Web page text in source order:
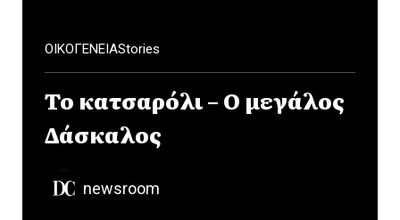
ΟΙΚΟΓΕΝΕΙΑStories
Το κατσαρόλι – Ο μεγάλος
Δάσκαλος
newsroom